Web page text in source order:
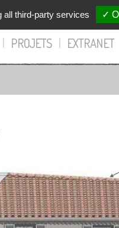
| PROJETS | EXTRANET
all third-party services ✓